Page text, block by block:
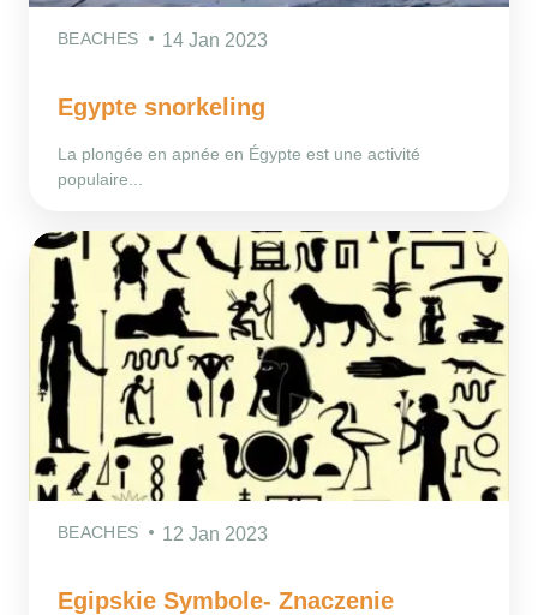
BEACHES 14 Jan 2023
Egypte snorkeling
La plongée en apnée en Égypte est une activité
populaire...
BEACHES 12 Jan 2023
Egipskie Symbole- Znaczenie